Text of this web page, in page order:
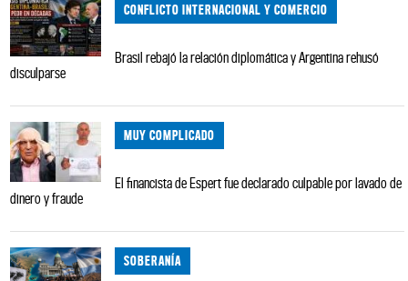
CONFLICTO INTERNACIONAL Y COMERCIO
Brasil rebajó la relación diplomática y Argentina rehusó
disculparse
MUY COMPLICADO
El financista de Espert fue declarado culpable por lavado de
dinero y fraude
SOBERANÍA